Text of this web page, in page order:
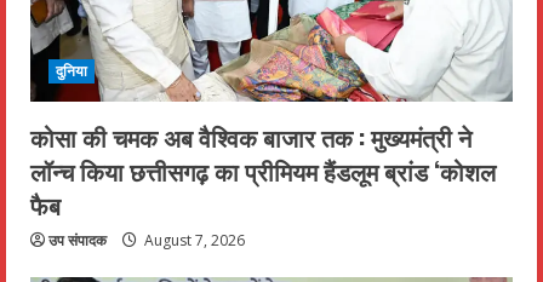
दुनिया
कोसा की चमक अब वैश्विक बाजार तक : मुख्यमंत्री ने
लॉन्च किया छत्तीसगढ़ का प्रीमियम हैंडलूम ब्रांड ‘कोशल
फैब
उप संपादक August 7, 2026